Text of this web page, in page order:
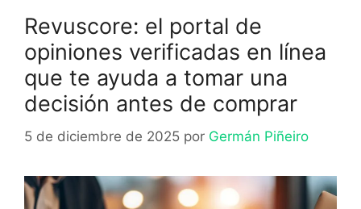
Revuscore: el portal de
opiniones verificadas en línea
que te ayuda a tomar una
decisión antes de comprar
5 de diciembre de 2025 por Germán Piñeiro